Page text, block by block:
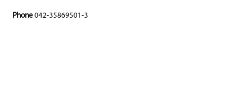
Phone 042-35869501-3